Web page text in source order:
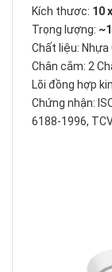
Kích thươc: 10
Trọng lượng:
Chất liệu: Nhựa
Chân cắm: 2
Lõi đồng hợp
Chứng nhận:
6188-1996,